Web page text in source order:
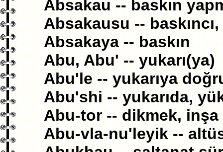
Absakau -- baskın
Absakausu -- baskıncı,
Absakaya -- baskın
Abu, Abu' -- yukarı(ya)
Abu'le -- yukarıya
Abu'shi -- yukarıda,
Abu-tor -- dikmek, inşa
Abu-vla-nu'leyik --